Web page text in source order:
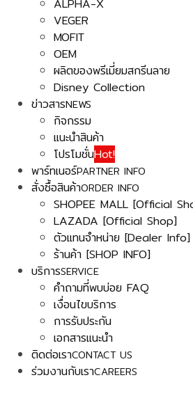
ALPHA-X
VEGER
MOFIT
OEM
ผลิตของพรีเมี่ยมสกรีนลาย
Disney Collection
ข่าวสารNEWS
กิจกรรม
แนะนำสินค้า
โปรโมชั่นHot!
พาร์ทเนอร์PARTNER INFO
สั่งซื้อสินค้าORDER INFO
SHOPEE MALL [Official
LAZADA [Official Shop]
ตัวแทนจำหน่าย [Dealer Info]
ร้านค้า [SHOP INFO]
บริการSERVICE
คำถามที่พบบ่อย FAQ
เงื่อนไขบริการ
การรับประกัน
เอกสารแนะนำ
ติดต่อเราCONTACT US
ร่วมงานกับเราCAREERS